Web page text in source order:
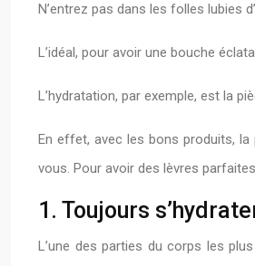
N’entrez pas dans les folles lubies
L’idéal, pour avoir une bouche
L’hydratation, par exemple, est la
En effet, avec les bons produits,
vous. Pour avoir des lèvres
1. Toujours
L’une des parties du corps les